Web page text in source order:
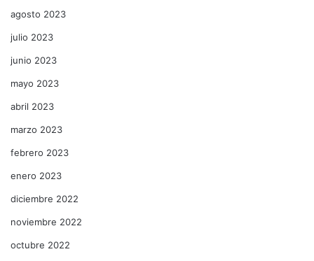
agosto 2023
julio 2023
junio 2023
mayo 2023
abril 2023
marzo 2023
febrero 2023
enero 2023
diciembre 2022
noviembre 2022
octubre 2022